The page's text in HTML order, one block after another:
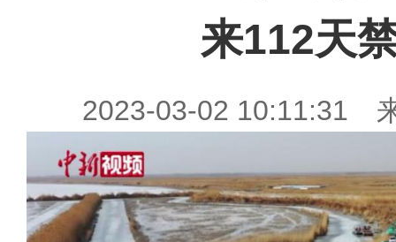
来112天
2023-03-02 10:11:31